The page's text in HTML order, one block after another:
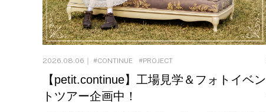
2026.08.06｜ CONTINUE PROJECT
【petit.continue】工場見学＆フォトイベン
トツアー企画中！